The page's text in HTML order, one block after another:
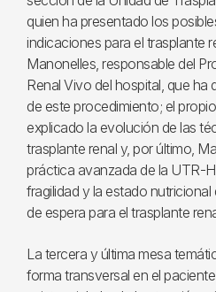
quien ha presentado los
indicaciones para el trasplante
Manonelles, responsable del
Renal Vivo del hospital, que ha
de este procedimiento; el
explicado la evolución de las
trasplante renal y, por último,
práctica avanzada de la UTR-
fragilidad y la estado
de espera para el trasplante
La tercera y última mesa
forma transversal en el